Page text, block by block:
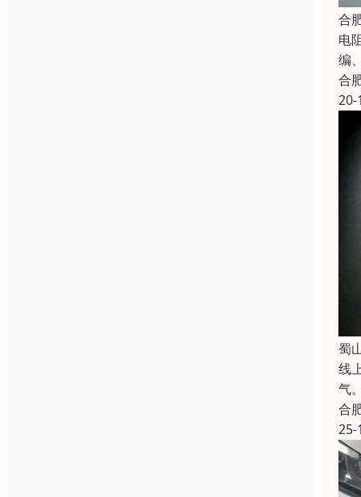
合
电
编
合
20-
蜀
线
气
合
25-